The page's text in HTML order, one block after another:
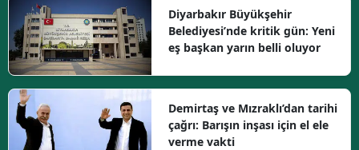
Diyarbakır Büyükşehir
Belediyesi’nde kritik gün: Yeni
eş başkan yarın belli oluyor
Demirtaş ve Mızraklı’dan tarihi
çağrı: Barışın inşası için el ele
verme vakti